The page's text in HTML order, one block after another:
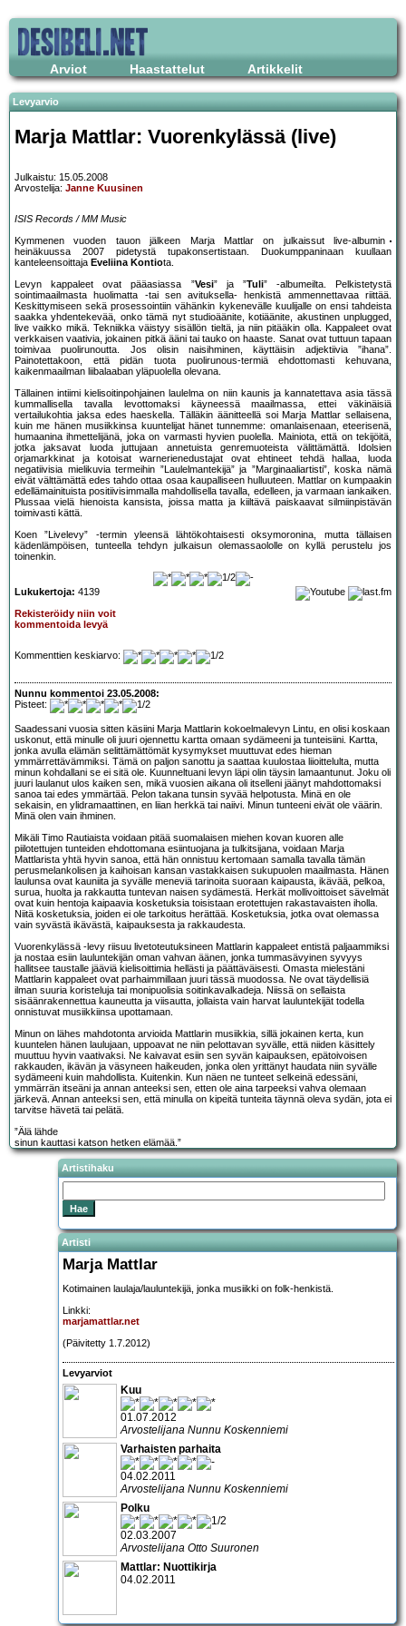
Arviot Haastattelut Artikkelit
Levyarvio
Marja Mattlar: Vuorenkylässä (live)
Julkaistu: 15.05.2008
Arvostelija: Janne Kuusinen
ISIS Records / MM Music
Kymmenen vuoden tauon jälkeen Marja Mattlar on julkaissut live-albumin
heinäkuussa 2007 pidetystä tupakonsertistaan. Duokumppaninaan kuullaan
kanteleensoittaja Eveliina Kontiota.
Levyn kappaleet ovat pääasiassa ”Vesi” ja ”Tuli” -albumeilta. Pelkistetystä
sointimaailmasta huolimatta -tai sen avituksella- henkistä ammennettavaa riittää.
Keskittymiseen sekä prosessointiin vähänkin kykenevälle kuulijalle on ensi tahdeista
saakka yhdentekevää, onko tämä nyt studioäänite, kotiäänite, akustinen unplugged,
live vaikko mikä. Tekniikka väistyy sisällön tieltä, ja niin pitääkin olla. Kappaleet ovat
verkkaisen vaativia, jokainen pitkä ääni tai tauko on haaste. Sanat ovat tuttuun tapaan
toimivaa puolirunoutta. Jos olisin naisihminen, käyttäisin adjektiivia ”ihana”.
Painotettakoon, että pidän tuota puolirunous-termiä ehdottomasti kehuvana,
kaikenmaailman liibalaaban yläpuolella olevana.
Tällainen intiimi kielisoitinpohjainen laulelma on niin kaunis ja kannatettava asia tässä
kummallisella tavalla levottomaksi käyneessä maailmassa, ettei väkinäisiä
vertailukohtia jaksa edes haeskella. Tälläkin äänitteellä soi Marja Mattlar sellaisena,
kuin me hänen musiikkinsa kuuntelijat hänet tunnemme: omanlaisenaan, eteerisenä,
humaanina ihmettelijänä, joka on varmasti hyvien puolella. Mainiota, että on tekijöitä,
jotka jaksavat luoda juttujaan annetuista genremuoteista välittämättä. Idolsien
orjamarkkinat ja kotoisat warnerienedustajat ovat ehtineet tehdä hallaa, luoda
negatiivisia mielikuvia termeihin ”Laulelmantekijä” ja ”Marginaaliartisti”, koska nämä
eivät välttämättä edes tahdo ottaa osaa kaupalliseen hulluuteen. Mattlar on kumpaakin
edellämainituista positiivisimmalla mahdollisella tavalla, edelleen, ja varmaan iankaiken.
Plussaa vielä hienoista kansista, joissa matta ja kiiltävä paiskaavat silmiinpistävän
toimivasti kättä.
Koen ”Livelevy” -termin yleensä lähtökohtaisesti oksymoronina, mutta tällaisen
kädenlämpöisen, tunteella tehdyn julkaisun olemassaololle on kyllä perustelu jos
toinenkin.
Lukukertoja: 4139
Rekisteröidy niin voit
kommentoida levyä
Kommenttien keskiarvo:
Nunnu kommentoi 23.05.2008:
Pisteet:
Saadessani vuosia sitten käsiini Marja Mattlarin kokoelmalevyn Lintu, en olisi koskaan
uskonut, että minulle oli juuri ojennettu kartta omaan sydämeeni ja tunteisiini. Kartta,
jonka avulla elämän selittämättömät kysymykset muuttuvat edes hieman
ymmärrettävämmiksi. Tämä on paljon sanottu ja saattaa kuulostaa liioittelulta, mutta
minun kohdallani se ei sitä ole. Kuunneltuani levyn läpi olin täysin lamaantunut. Joku oli
juuri laulanut ulos kaiken sen, mikä vuosien aikana oli itselleni jäänyt mahdottomaksi
sanoa tai edes ymmärtää. Pelon takana tunsin syvää helpotusta. Minä en ole
sekaisin, en ylidramaattinen, en liian herkkä tai naiivi. Minun tunteeni eivät ole väärin.
Minä olen vain ihminen.
Mikäli Timo Rautiaista voidaan pitää suomalaisen miehen kovan kuoren alle
piilotettujen tunteiden ehdottomana esiintuojana ja tulkitsijana, voidaan Marja
Mattlarista yhtä hyvin sanoa, että hän onnistuu kertomaan samalla tavalla tämän
perusmelankolisen ja kaihoisan kansan vastakkaisen sukupuolen maailmasta. Hänen
laulunsa ovat kauniita ja syvälle meneviä tarinoita suoraan kaipausta, ikävää, pelkoa,
surua, huolta ja rakkautta tuntevan naisen sydämestä. Herkät mollivoittoiset sävelmät
ovat kuin hentoja kaipaavia kosketuksia toisistaan erotettujen rakastavaisten iholla.
Niitä kosketuksia, joiden ei ole tarkoitus herättää. Kosketuksia, jotka ovat olemassa
vain syvästä ikävästä, kaipauksesta ja rakkaudesta.
Vuorenkylässä -levy riisuu livetoteutuksineen Mattlarin kappaleet entistä paljaammiksi
ja nostaa esiin lauluntekijän oman vahvan äänen, jonka tummasävyinen syvyys
hallitsee taustalle jääviä kielisoittimia hellästi ja päättäväisesti. Omasta mielestäni
Mattlarin kappaleet ovat parhaimmillaan juuri tässä muodossa. Ne ovat täydellisiä
ilman suuria koristeluja tai monipuolisia soitinkavalkadeja. Niissä on sellaista
sisäänrakennettua kauneutta ja viisautta, jollaista vain harvat lauluntekijät todella
onnistuvat musiikkiinsa upottamaan.
Minun on lähes mahdotonta arvioida Mattlarin musiikkia, sillä jokainen kerta, kun
kuuntelen hänen laulujaan, uppoavat ne niin pelottavan syvälle, että niiden käsittely
muuttuu hyvin vaativaksi. Ne kaivavat esiin sen syvän kaipauksen, epätoivoisen
rakkauden, ikävän ja väsyneen haikeuden, jonka olen yrittänyt haudata niin syvälle
sydämeeni kuin mahdollista. Kuitenkin. Kun näen ne tunteet selkeinä edessäni,
ymmärrän itseäni ja annan anteeksi sen, etten ole aina tarpeeksi vahva olemaan
järkevä. Annan anteeksi sen, että minulla on kipeitä tunteita täynnä oleva sydän, jota ei
tarvitse hävetä tai pelätä.
”Älä lähde
sinun kauttasi katson hetken elämää.”
Artistihaku
Artisti
Marja Mattlar
Kotimainen laulaja/lauluntekijä, jonka musiikki on folk-henkistä.
Linkki:
marjamattlar.net
(Päivitetty 1.7.2012)
Levyarviot
Kuu
01.07.2012
Arvostelijana Nunnu Koskenniemi
Varhaisten parhaita
04.02.2011
Arvostelijana Nunnu Koskenniemi
Polku
02.03.2007
Arvostelijana Otto Suuronen
Mattlar: Nuottikirja
04.02.2011